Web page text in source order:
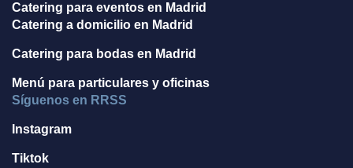
Catering para eventos en Madrid
Catering a domicilio en Madrid
Catering para bodas en Madrid
Menú para particulares y oficinas
Síguenos en RRSS
Instagram
Tiktok